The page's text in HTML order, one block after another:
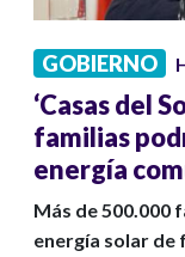
GOBIERNO
‘Casas del
familias
energía
Más de 500.000
energía solar de